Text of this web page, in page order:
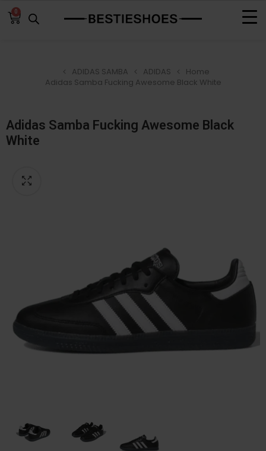
0
Home
ADIDAS
ADIDAS SAMBA
Adidas Samba Fucking Awesome Black White
Adidas Samba Fucking Awesome Black
White